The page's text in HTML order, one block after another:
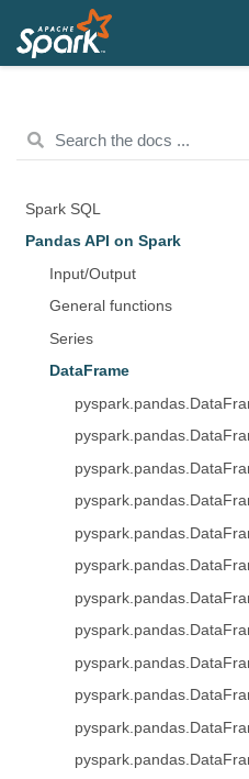
Spark SQL
Pandas API on Spark
Input/Output
General functions
Series
DataFrame